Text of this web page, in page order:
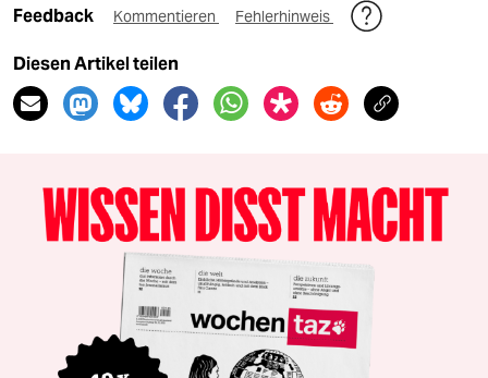
Feedback Kommentieren Fehlerhinweis
Diesen Artikel teilen